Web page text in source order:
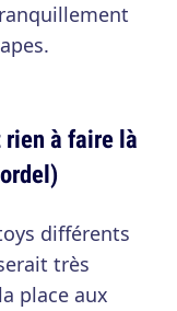
à faire là
différents
très
place aux